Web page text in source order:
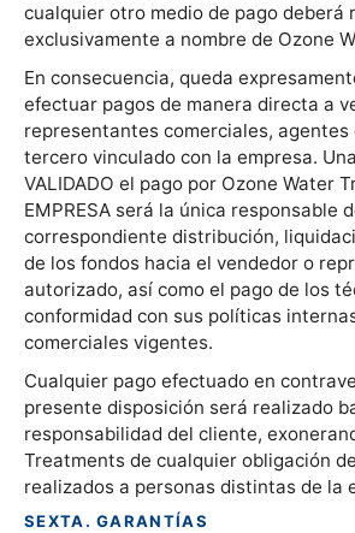
cualquier otro medio de pago deberá
exclusivamente a nombre de Ozone
En consecuencia, queda
efectuar pagos de manera directa a
representantes comerciales, agentes
tercero vinculado con la empresa.
VALIDADO el pago por Ozone Water
EMPRESA será la única responsable
correspondiente distribución,
de los fondos hacia el vendedor o
autorizado, así como el pago de los
conformidad con sus políticas
comerciales vigentes.
Cualquier pago efectuado en
presente disposición será realizado
responsabilidad del cliente,
Treatments de cualquier obligación
realizados a personas distintas de la
SEXTA. GARANTÍAS